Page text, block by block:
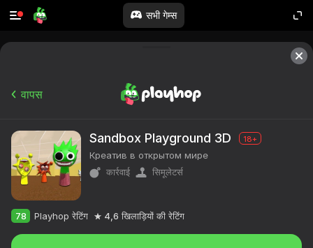
सभी गेम्स
वापस
Sandbox Playground 3D 18+
Креатив в открытом мире
कार्रवाई
सिमूलेटर्स
78 Playhop रेटिंग 4,6 खिलाड़ियों की रेटिंग